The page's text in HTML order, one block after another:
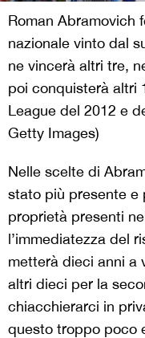
Roman Abramovich
nazionale vinto dal
ne vincerà altri tre,
poi conquisterà altri
League del 2012 e
Getty Images)
Nelle scelte di
stato più presente e
proprietà presenti
l’immediatezza del
metterà dieci anni a
altri dieci per la
chiacchierarci in
questo troppo poco